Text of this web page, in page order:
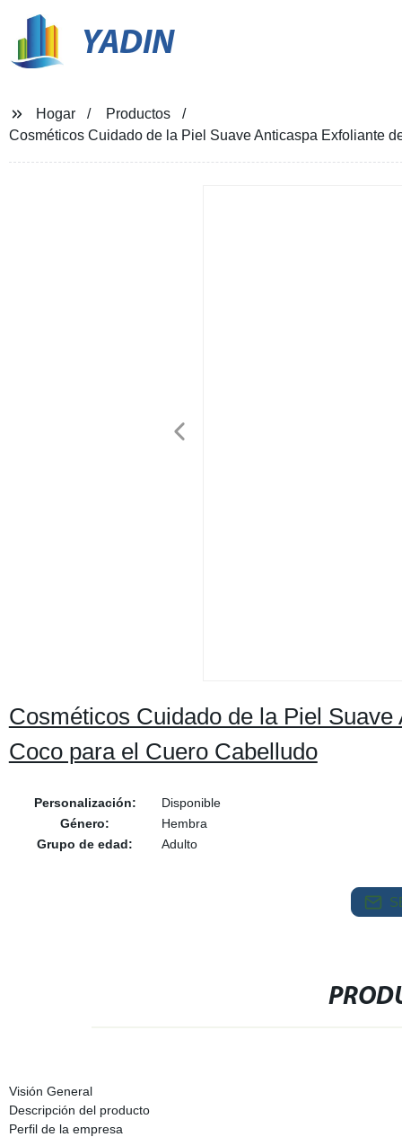
YADIN
Hogar
Productos
Cosméticos Cuidado de la Piel Suave Anticaspa Exfoliante
Cosméticos Cuidado de la Piel
Coco para el Cuero Cabelludo
Personalización:
Disponible
Género:
Hembra
Grupo de edad:
Adulto
Visión General
Descripción del producto
Perfil de la empresa